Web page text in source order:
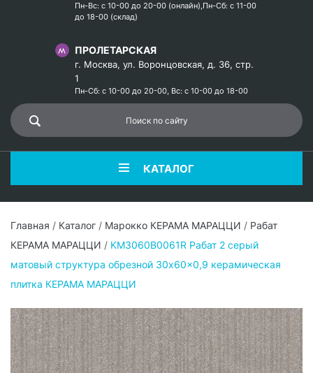
Пн-Вс: с 10-00 до 20-00 (онлайн),Пн-Сб: с 11-00
до 18-00 (склад)
ПРОЛЕТАРСКАЯ
г. Москва, ул. Воронцовская, д. 36, стр.
1
Пн-Сб: с 10-00 до 20-00, Вс: с 10-00 до 18-00
КАТАЛОГ
Главная / Каталог / Марокко КЕРАМА МАРАЦЦИ / Рабат
КЕРАМА МАРАЦЦИ / KM3060B0061R Рабат 2 серый
матовый структура обрезной 30x60x0,9 керамическая
плитка КЕРАМА МАРАЦЦИ